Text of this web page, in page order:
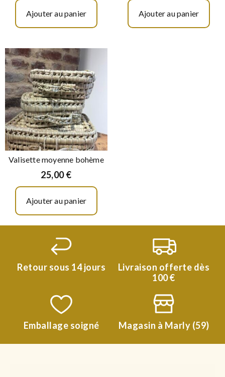
Ajouter au panier Ajouter au panier
Valisette moyenne bohème
25,00€
Ajouter au panier
Retour sous 14 jours
Livraison offerte dès
100 €
Emballage soigné Magasin à Marly (59)